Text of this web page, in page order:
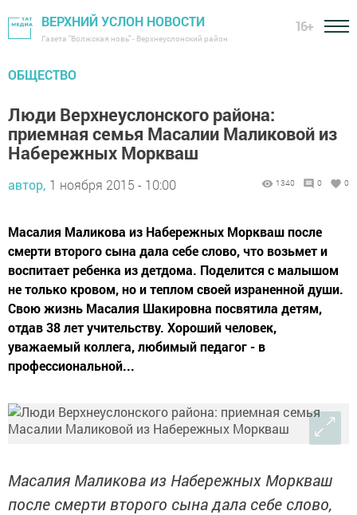
ВЕРХНИЙ УСЛОН НОВОСТИ
Газета "Волжская новь" - Верхнеуслонский район
16+
ОБЩЕСТВО
Люди Верхнеуслонского района:
приемная семья Масалии Маликовой из
Набережных Моркваш
автор, 1 ноября 2015 - 10:00 1340 0 0
Масалия Маликова из Набережных Моркваш после
смерти второго сына дала себе слово, что возьмет и
воспитает ребенка из детдома. Поделится с малышом
не только кровом, но и теплом своей израненной души.
Свою жизнь Масалия Шакировна посвятила детям,
отдав 38 лет учительству. Хороший человек,
уважаемый коллега, любимый педагог - в
профессиональной...
Масалия Маликова из Набережных Моркваш
после смерти второго сына дала себе слово,